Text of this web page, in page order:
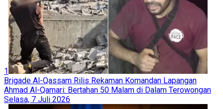
1
Brigade Al-Qassam Rilis Rekaman Komandan Lapangan
Ahmad Al-Qamari: Bertahan 50 Malam di Dalam Terowongan
Selasa, 7 Juli 2026